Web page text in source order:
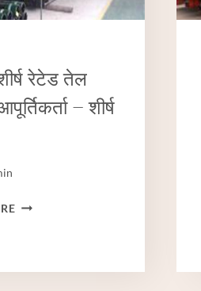
रेटेड तेल
– शीर्ष
चीन